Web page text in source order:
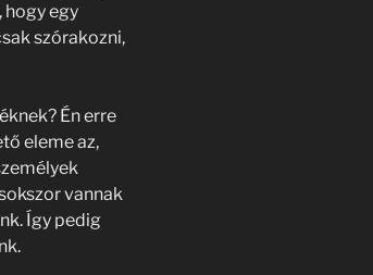
hogy egy
szórakozni,
Én erre
eleme az,
vannak
Így pedig